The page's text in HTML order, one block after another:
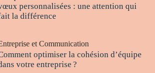
personnalisées : une attention qui
la différence
et Communication
optimiser la cohésion d’équipe
votre entreprise ?